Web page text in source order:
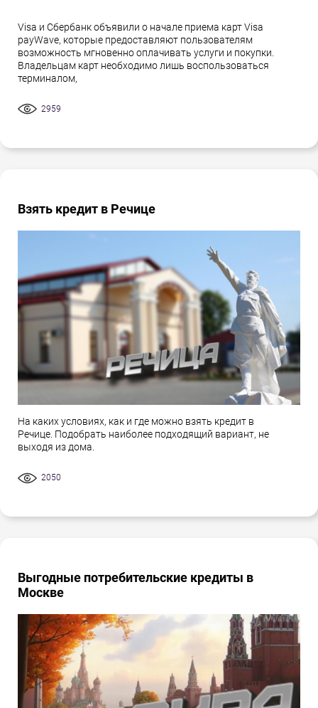
Visa и Сбербанк объявили о начале приема карт Visa
payWave, которые предоставляют пользователям
возможность мгновенно оплачивать услуги и покупки.
Владельцам карт необходимо лишь воспользоваться
терминалом,
2959
Взять кредит в Речице
На каких условиях, как и где можно взять кредит в
Речице. Подобрать наиболее подходящий вариант, не
выходя из дома.
2050
Выгодные потребительские кредиты в
Москве